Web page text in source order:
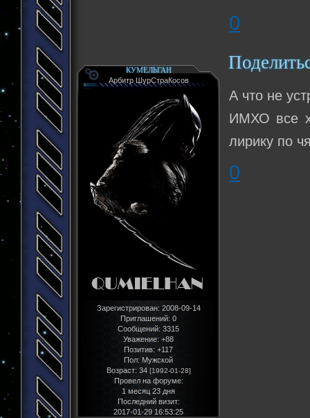
0
КУМЕЛЬГАН
Арбитр ШурСтраКосов
Зарегистрирован: 2008-09-14
Приглашений: 0
Сообщений: 3315
Уважение: +88
Позитив: +117
Пол: Мужской
Возраст: 34 [1992-01-28]
Провел на форуме:
1 месяц 23 дня
Последний визит:
2017-01-29 16:53:25
А что не
ИМХО все
лирику по
0